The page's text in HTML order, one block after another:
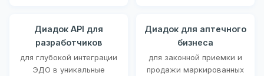
Диадок API для
разработчиков
для глубокой интеграции
ЭДО в уникальные
Диадок для аптечного
бизнеса
для законной приемки и
продажи маркированных